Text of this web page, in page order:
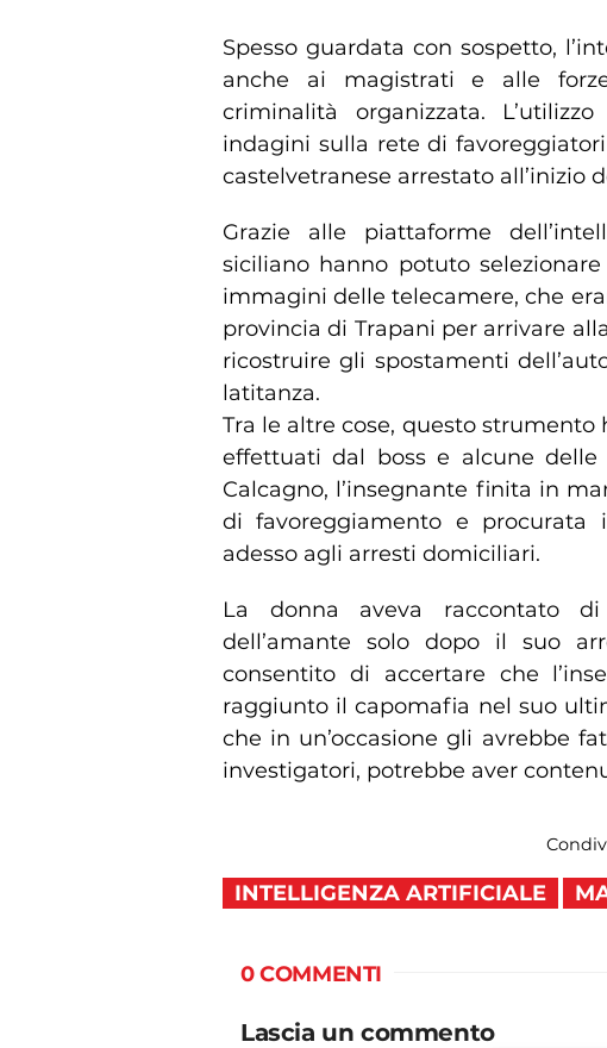
Spesso guardata con sospetto,
anche ai magistrati e alle
criminalità organizzata.
indagini sulla rete di
castelvetranese arrestato all’inizio
Grazie alle piattaforme
siciliano hanno potuto
immagini delle telecamere, che
provincia di Trapani per arrivare
ricostruire gli spostamenti
latitanza.
Tra le altre cose, questo
effettuati dal boss e alcune delle
Calcagno, l’insegnante finita in
di favoreggiamento e procurata
adesso agli arresti domiciliari.
La donna aveva raccontato
dell’amante solo dopo il suo
consentito di accertare che
raggiunto il capomafia nel suo
che in un’occasione gli avrebbe
investigatori, potrebbe aver
INTELLIGENZA ARTIFICIALE
0 COMMENTI
Lascia un commento